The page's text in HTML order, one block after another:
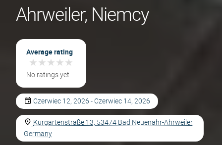
Ahrweiler, Niemcy
Average rating
★★★★★
★★★★★
No ratings yet
Czerwiec 12, 2026 - Czerwiec 14, 2026
Kurgartenstraße 13, 53474 Bad Neuenahr-Ahrweiler,
Germany